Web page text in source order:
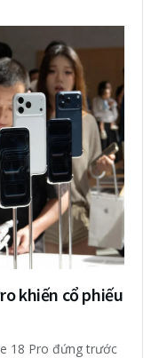
khiến cổ phiếu
18 Pro đứng trước